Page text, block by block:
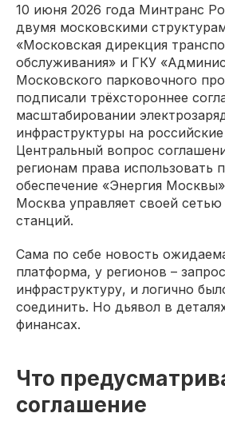
10 июня 2026 года Минтранс
двумя московскими
«Московская дирекция
обслуживания» и ГКУ
Московского парковочного
подписали трёхстороннее
масштабировании
инфраструктуры на
Центральный вопрос
регионам права использовать
обеспечение «Энергия
Москва управляет своей сетью
станций.
Сама по себе новость
платформа, у регионов –
инфраструктуру, и логично
соединить. Но дьявол в
финансах.
Что
соглашение